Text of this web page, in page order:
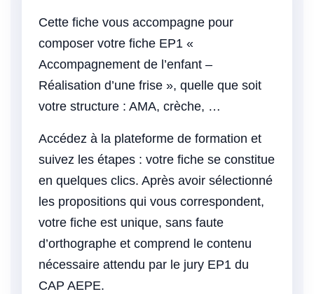
Cette fiche vous accompagne pour
composer votre fiche EP1 «
Accompagnement de l’enfant –
Réalisation d’une frise », quelle que soit
votre structure : AMA, crèche, …
Accédez à la plateforme de formation et
suivez les étapes : votre fiche se constitue
en quelques clics. Après avoir sélectionné
les propositions qui vous correspondent,
votre fiche est unique, sans faute
d’orthographe et comprend le contenu
nécessaire attendu par le jury EP1 du
CAP AEPE.